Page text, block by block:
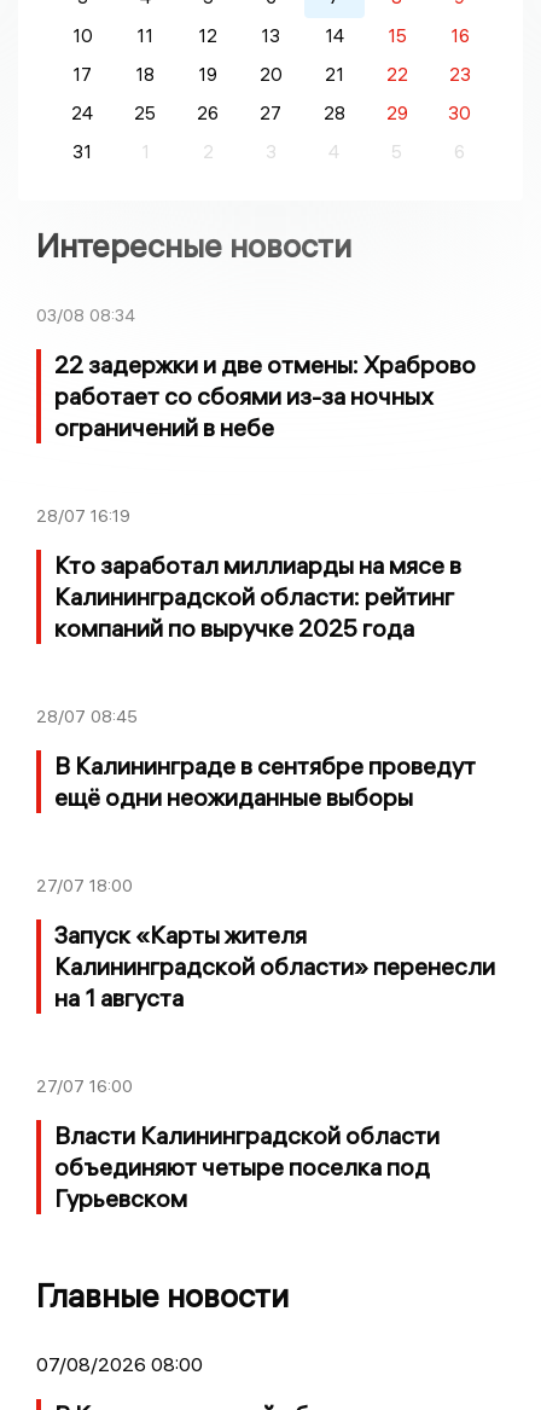
10
11 12 13 14 15
16
17
18 19 20 21 22
23
24
25 26 27 28 29
30
31
1 2 3 4 5 6
Интересные новости
03/08 08:34
22 задержки и две отмены: Храброво
работает со сбоями из-за ночных
ограничений в небе
28/07 16:19
Кто заработал миллиарды на мясе в
Калининградской области: рейтинг
компаний по выручке 2025 года
28/07 08:45
В Калининграде в сентябре проведут
ещё одни неожиданные выборы
27/07 18:00
Запуск «Карты жителя
Калининградской области» перенесли
на 1 августа
27/07 16:00
Власти Калининградской области
объединяют четыре поселка под
Гурьевском
Главные новости
07/08/2026 08:00